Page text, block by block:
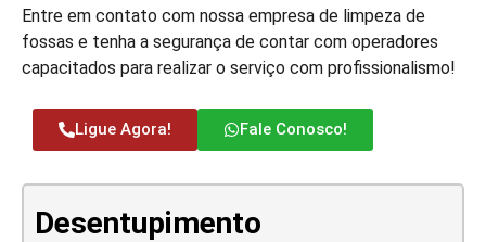
Entre em contato com nossa empresa de limpeza de
fossas e tenha a segurança de contar com operadores
capacitados para realizar o serviço com profissionalismo!
Ligue Agora! Fale Conosco!
Desentupimento